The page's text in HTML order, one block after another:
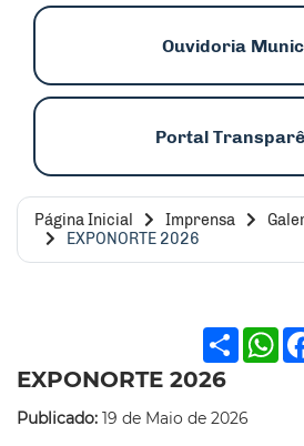
Ouvidoria
Portal
Página Inicial Imprensa
EXPONORTE 2026
Share
EXPONORTE 2026
Publicado: 19 de Maio de 2026